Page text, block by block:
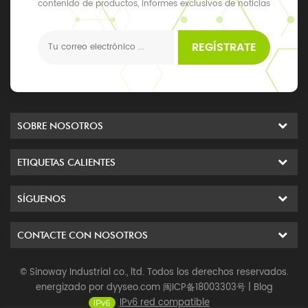
contenido de productos, informes exclusivos de noticias
y actualizaciones, los últimos eventos locales
REGÍSTRATE
SOBRE NOSOTROS
ETIQUETAS CALIENTES
SÍGUENOS
CONTACTE CON NOSOTROS
© Sinoway Industrial co., ltd. Todos los derechos reservados.
energizado pordyyseo.com 闽ICP备18003303号| Blog
IPv6 red compatible